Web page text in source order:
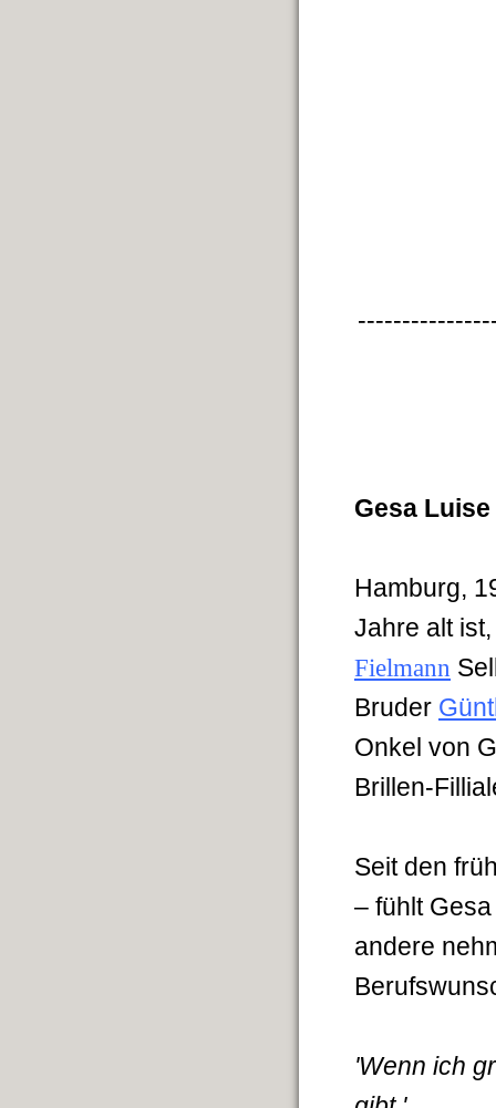
Gesa
Hamburg,
Jahre alt
Fielmann
Bruder
Onkel von
Brillen-
Seit den
– fühlt
andere
'Wenn ich